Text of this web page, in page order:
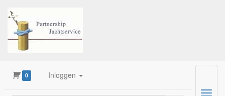
0 Inloggen
Menu